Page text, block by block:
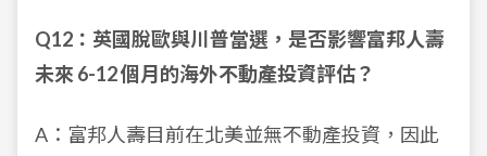
Q12：英國脫歐與川普當選，是否影響富邦人壽
未來 6-12 個月的海外不動產投資評估？
A：富邦人壽目前在北美並無不動產投資，因此